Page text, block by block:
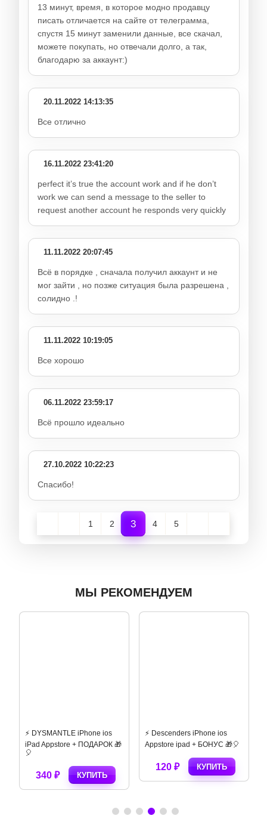
13 минут, время, в которое модно продавцу
писать отличается на сайте от телеграмма,
спустя 15 минут заменили данные, все скачал,
можете покупать, но отвечали долго, а так,
благодарю за аккаунт:)
20.11.2022 14:13:35
Все отлично
16.11.2022 23:41:20
perfect it’s true the account work and if he don’t
work we can send a message to the seller to
request another account he responds very quickly
11.11.2022 20:07:45
Всё в порядке , сначала получил аккаунт и не
мог зайти , но позже ситуация была разрешена ,
солидно .!
11.11.2022 10:19:05
Все хорошо
06.11.2022 23:59:17
Всё прошло идеально
27.10.2022 10:22:23
Спасибо!
1 2 3 4 5
МЫ РЕКОМЕНДУЕМ
⚡️ DYSMANTLE iPhone ios
iPad Appstore + ПОДАРОК 🎁
🎈
340 ₽ КУПИТЬ
⚡️ Descenders iPhone ios
Appstore ipad + БОНУС 🎁🎈
120 ₽ КУПИТЬ